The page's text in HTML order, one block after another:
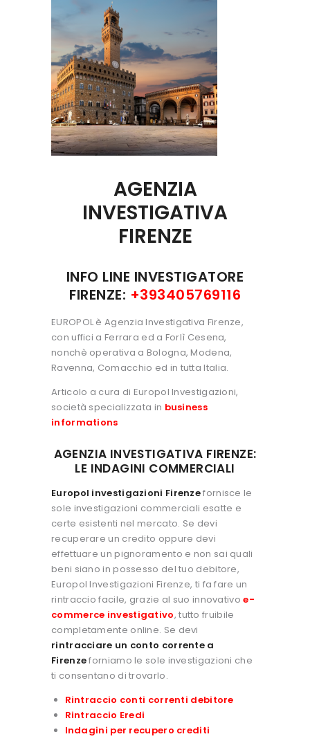
AGENZIA
INVESTIGATIVA
FIRENZE
INFO LINE INVESTIGATORE
FIRENZE: +393405769116
EUROPOL è Agenzia Investigativa Firenze,
con uffici a Ferrara ed a Forlì Cesena,
nonchè operativa a Bologna, Modena,
Ravenna, Comacchio ed in tutta Italia.
Articolo a cura di Europol Investigazioni,
società specializzata in business
informations
AGENZIA INVESTIGATIVA FIRENZE:
LE INDAGINI COMMERCIALI
Europol investigazioni Firenzefornisce le
sole investigazioni commerciali esatte e
certe esistenti nel mercato. Se devi
recuperare un credito oppure devi
effettuare un pignoramento e non sai quali
beni siano in possesso del tuo debitore,
Europol Investigazioni Firenze, ti fa fare un
rintraccio facile, grazie al suo innovativoe-
commerce investigativo, tutto fruibile
completamente online. Se devi
rintracciare un conto corrente a
Firenzeforniamo le sole investigazioni che
ti consentano di trovarlo.
Rintraccio conti correnti debitore
Rintraccio Eredi
Indagini per recupero crediti